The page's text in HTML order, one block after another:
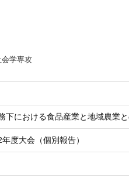
学専攻
下における食品産業と地域農業
度大会（個別報告）